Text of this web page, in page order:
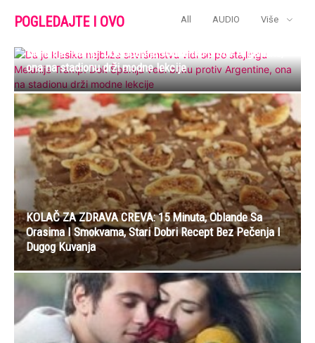
POGLEDAJTE I OVO All AUDIO Više
Melanije Tramp: Dok Španija vodi bitku protiv Argentine,
ona na stadionu drži modne lekcije
KOLAČ ZA ZDRAVA CREVA: 15 Minuta, Oblande Sa
Orasima I Smokvama, Stari Dobri Recept Bez Pečenja I
Dugog Kuvanja